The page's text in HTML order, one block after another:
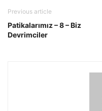
Previous article
Patikalarımız – 8 – Biz
Devrimciler